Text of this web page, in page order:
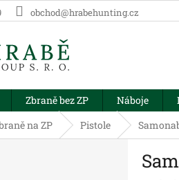
obchod@hrabehunting.cz
Zbraně bez ZP Náboje
na ZP Pistole